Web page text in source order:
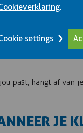
of zelfs meerdere
in één keer.
past, hangt af
JE
.
settings